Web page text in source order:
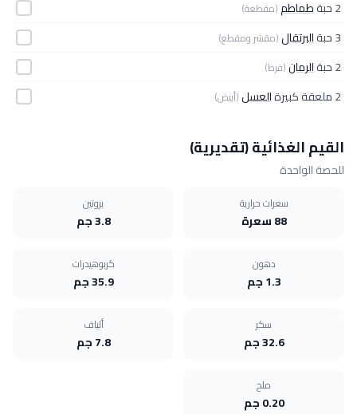
2 حبة طماطم(مقطعة)
3 حبة البرتقال(مقشر ومقطع)
2 حبة الرمان(فرط)
2 ملعقة كبيرة العسل(أبيض)
القيم الغذائية (تقديرية)
للحصة الواحدة
سعرات حرارية
88 سعرة
بروتين
3.8 جم
دهون
1.3 جم
كربوهيدرات
35.9 جم
سكر
32.6 جم
ألياف
7.8 جم
ملح
0.20 جم